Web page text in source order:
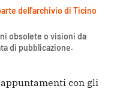
dell'archivio di Ticino
obsolete o visioni da
di pubblicazione.
con gli